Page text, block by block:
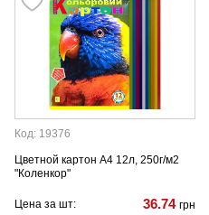
Код: 19376
Цветной картон А4 12л, 250г/м2
"Коленкор"
Цена за шт: 36.74 грн